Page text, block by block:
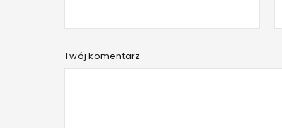
Hasło*
Twój komentarz